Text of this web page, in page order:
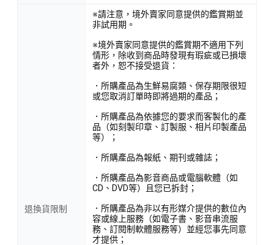
退換貨限制
※請注意，境外賣家同意提供的鑑賞期並
非試用期。
※境外賣家同意提供的鑑賞期不適用下列
情形，除收到商品時發現有瑕疵或已損壞
者外，恕不接受退貨：
．所購產品為生鮮易腐類、保存期限很短
或您取消訂單時即將過期的產品；
．所購產品為依據您的要求而客製化的產
品（如刻製印章、訂製服、相片印製產品
等）；
．所購產品為報紙、期刊或雜誌；
．所購產品為影音商品或電腦軟體（如
CD、DVD等）且您已拆封；
．所購產品為非以有形媒介提供的數位內
容或線上服務（如電子書、影音串流服
務、訂閱制軟體服務等）並經您事先同意
才提供；